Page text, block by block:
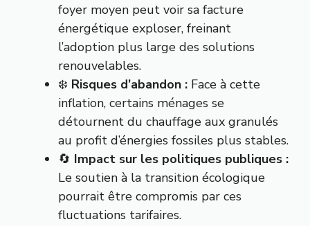
foyer moyen peut voir sa facture
énergétique exploser, freinant
l’adoption plus large des solutions
renouvelables.
❄️ Risques d’abandon : Face à cette
inflation, certains ménages se
détournent du chauffage aux granulés
au profit d’énergies fossiles plus stables.
🔄 Impact sur les politiques publiques :
Le soutien à la transition écologique
pourrait être compromis par ces
fluctuations tarifaires.